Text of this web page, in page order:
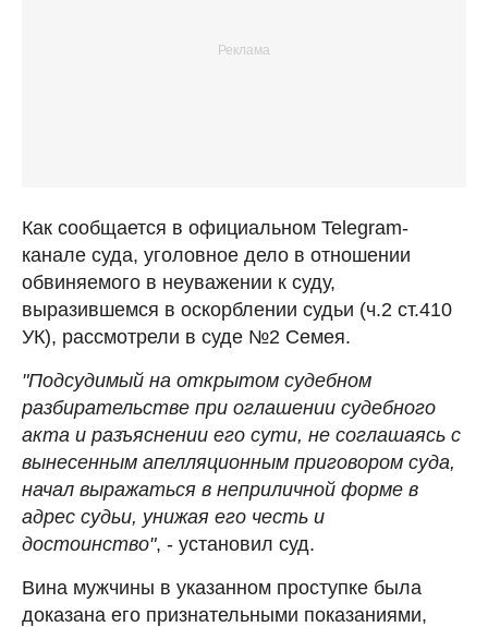
Как сообщается в официальном Telegram-
канале суда, уголовное дело в отношении
обвиняемого в неуважении к суду,
выразившемся в оскорблении судьи (ч.2 ст.410
УК), рассмотрели в суде №2 Семея.
"Подсудимый на открытом судебном
разбирательстве при оглашении судебного
акта и разъяснении его сути, не соглашаясь с
вынесенным апелляционным приговором суда,
начал выражаться в неприличной форме в
адрес судьи, унижая его честь и
достоинство", - установил суд.
Вина мужчины в указанном проступке была
доказана его признательными показаниями,